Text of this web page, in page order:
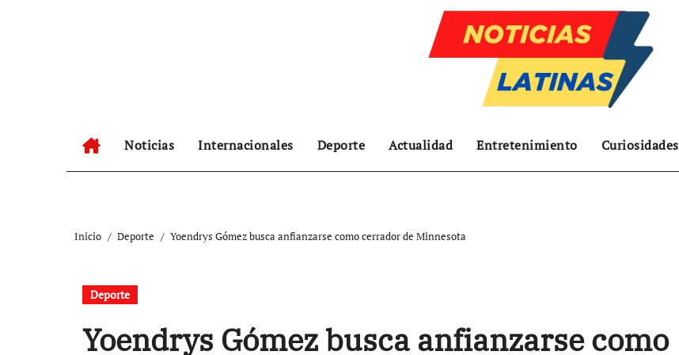
Noticias Internacionales Deporte Actualidad Entretenimiento Curiosidades
Inicio Deporte Yoendrys Gómez busca anfianzarse como cerrador de Minnesota
Deporte
Yoendrys Gómez busca anfianzarse como